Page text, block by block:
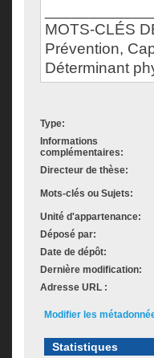
MOTS-CLÉS
Prévention,
Déterminant
Type:
Informations
complémentaires:
Directeur de thèse:
Mots-clés ou Sujets:
Unité d'appartenance:
Déposé par:
Date de dépôt:
Dernière modification:
Adresse URL :
Modifier les
Statistiques